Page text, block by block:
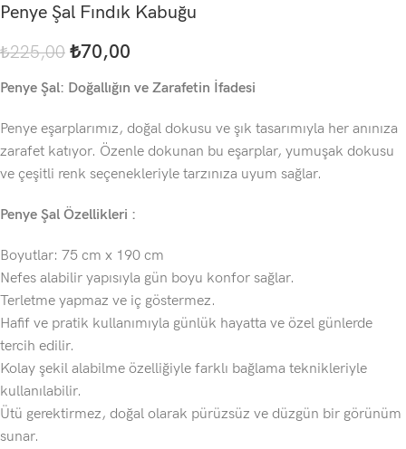
Penye Şal Fındık Kabuğu
₺225,00 ₺70,00
Penye Şal: Doğallığın ve Zarafetin İfadesi
Penye eşarplarımız, doğal dokusu ve şık tasarımıyla her anınıza
zarafet katıyor. Özenle dokunan bu eşarplar, yumuşak dokusu
ve çeşitli renk seçenekleriyle tarzınıza uyum sağlar.
Penye Şal Özellikleri :
Boyutlar: 75 cm x 190 cm
Nefes alabilir yapısıyla gün boyu konfor sağlar.
Terletme yapmaz ve iç göstermez.
Hafif ve pratik kullanımıyla günlük hayatta ve özel günlerde
tercih edilir.
Kolay şekil alabilme özelliğiyle farklı bağlama teknikleriyle
kullanılabilir.
Ütü gerektirmez, doğal olarak pürüzsüz ve düzgün bir görünüm
sunar.